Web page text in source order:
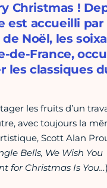
Christmas !
est accueilli
Noël, les
de-France,
les classiques
les fruits d’un
avec toujours la
Scott Alan
Bells, We Wish You
for Christmas Is You…